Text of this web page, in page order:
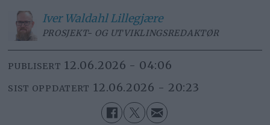
Iver Waldahl Lillegjære
PROSJEKT- OG UTVIKLINGSREDAKTØR
PUBLISERT 12.06.2026 - 04:06
SIST OPPDATERT 12.06.2026 - 20:23